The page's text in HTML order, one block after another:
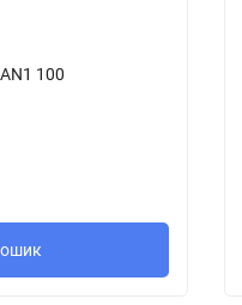
100